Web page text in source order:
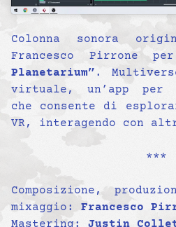
Colonna sonora
Francesco Pirrone
Planetarium” .
virtuale, un’app per
che consente di
VR, interagendo con
***
Composizione,
mixaggio:Francesco
Mastering: Justin